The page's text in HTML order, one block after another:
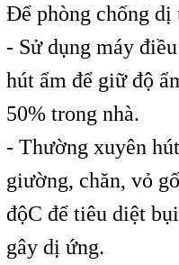
Để phòng chống dị
- Sử dụng máy
hút ẩm để giữ độ
50% trong nhà.
- Thường xuyên
giường, chăn, vỏ
độC để tiêu diệt
gây dị ứng.